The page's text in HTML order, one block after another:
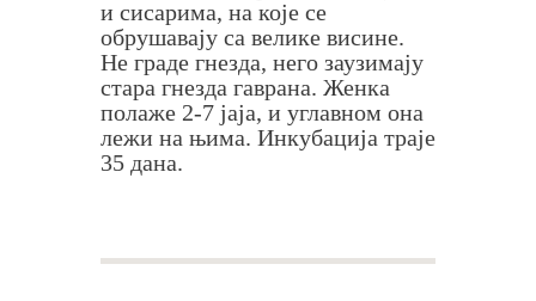
и сисарима, на које се
обрушавају са велике висине.
Не граде гнезда, него заузимају
стара гнезда гаврана. Женка
полаже 2-7 јаја, и углавном она
лежи на њима. Инкубација траје
35 дана.